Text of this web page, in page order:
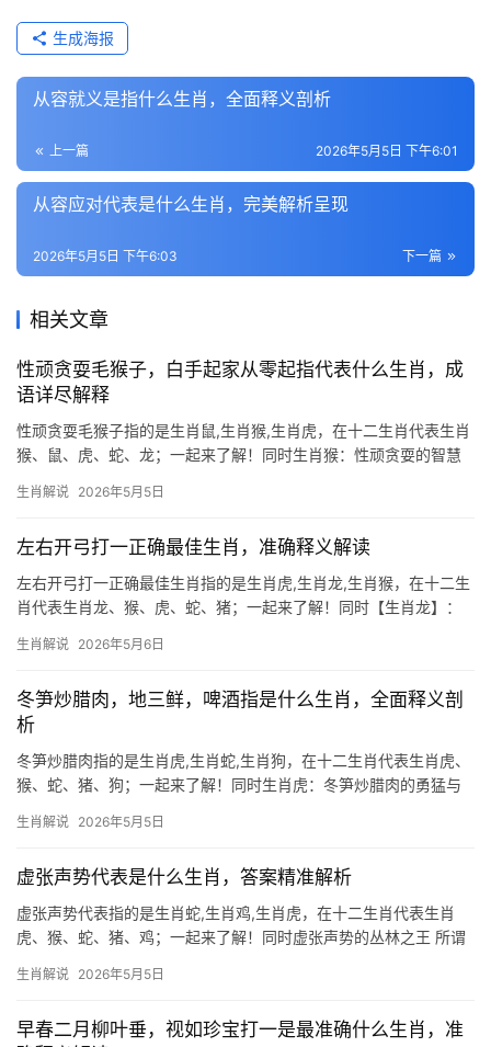
生成海报
从容就义是指什么生肖，全面释义剖析
上一篇 2026年5月5日 下午6:01
从容应对代表是什么生肖，完美解析呈现
下一篇
2026年5月5日 下午6:03
相关文章
性顽贪耍毛猴子，白手起家从零起指代表什么生肖，成
语详尽解释
性顽贪耍毛猴子指的是生肖鼠,生肖猴,生肖虎，在十二生肖代表生肖
猴、鼠、虎、蛇、龙；一起来了解！同时生肖猴：性顽贪耍的智慧
猴的特质，猴年出生之人，天生机敏狡黠，看似顽劣贪玩，实则深
生肖解说 2026年5月5日
左右开弓打一正确最佳生肖，准确释义解读
左右开弓打一正确最佳生肖指的是生肖虎,生肖龙,生肖猴，在十二生
肖代表生肖龙、猴、虎、蛇、猪；一起来了解！同时【生肖龙】：
龙的双重特性——既能左手揽财，右手握权，却也易因锋芒过露而
生肖解说 2026年5月6日
冬笋炒腊肉，地三鲜，啤酒指是什么生肖，全面释义剖
析
冬笋炒腊肉指的是生肖虎,生肖蛇,生肖狗，在十二生肖代表生肖虎、
猴、蛇、猪、狗；一起来了解！同时生肖虎：冬笋炒腊肉的勇猛与
刚烈中藏着细腻，虎年出生的人，天生带着王者之风，做事雷厉风
生肖解说 2026年5月5日
虚张声势代表是什么生肖，答案精准解析
虚张声势代表指的是生肖蛇,生肖鸡,生肖虎，在十二生肖代表生肖
虎、猴、蛇、猪、鸡；一起来了解！同时虚张声势的丛林之王 所谓
迷，便易陷入“纸老虎”之困，2026年对属虎者而言，吉凶参半，上
生肖解说 2026年5月5日
早春二月柳叶垂，视如珍宝打一是最准确什么生肖，准